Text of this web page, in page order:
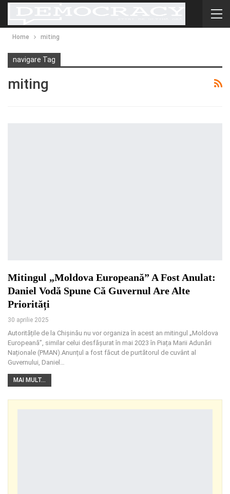
Home miting
navigare Tag
miting
Mitingul „Moldova Europeană” A Fost Anulat:
Daniel Vodă Spune Că Guvernul Are Alte
Priorități
30 aprilie 2025
Autoritățile de la Chișinău nu vor organiza în acest an mitingul „Moldova
Europeană”, similar celui desfășurat în mai 2023 în Piața Marii Adunări
Naționale (PMAN).Anunțul a fost făcut de purtătorul de cuvânt al
Guvernului, Daniel …
MAI MULT...